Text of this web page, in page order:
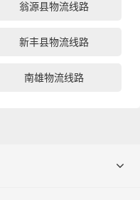
翁源县物流线路
新丰县物流线路
南雄物流线路